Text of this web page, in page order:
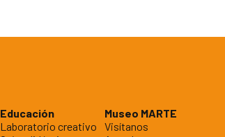
Educación
Laboratorio creativo
Museo MARTE
Visítanos